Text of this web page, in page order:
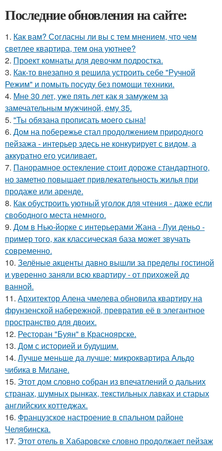
Последние обновления на сайте:
1. Как вам? Согласны ли вы с тем мнением, что чем
светлее квартира, тем она уютнее?
2. Проект комнаты для девочкм подростка.
3. Как-то внезапно я решила устроить себе "Ручной
Режим" и помыть посуду без помощи техники.
4. Мне 30 лет, уже пять лет как я замужем за
замечательным мужчиной, ему 35.
5. "Ты обязана прописать моего сына!
6. Дом на побережье стал продолжением природного
пейзажа - интерьер здесь не конкурирует с видом, а
аккуратно его усиливает.
7. Панорамное остекление стоит дороже стандартного,
но заметно повышает привлекательность жилья при
продаже или аренде.
8. Как обустроить уютный уголок для чтения - даже если
свободного места немного.
9. Дом в Нью-йорке с интерьерами Жана - Луи деньо -
пример того, как классическая база может звучать
современно.
10. Зелёные акценты давно вышли за пределы гостиной
и уверенно заняли всю квартиру - от прихожей до
ванной.
11. Архитектор Алена чмелева обновила квартиру на
фрунзенской набережной, превратив её в элегантное
пространство для двоих.
12. Ресторан "Буян" в Красноярске.
13. Дом с историей и будущим.
14. Лучше меньше да лучше: микроквартира Альдо
чибика в Милане.
15. Этот дом словно собран из впечатлений о дальних
странах, шумных рынках, текстильных лавках и старых
английских коттеджах.
16. Французское настроение в спальном районе
Челябинска.
17. Этот отель в Хабаровске словно продолжает пейзаж